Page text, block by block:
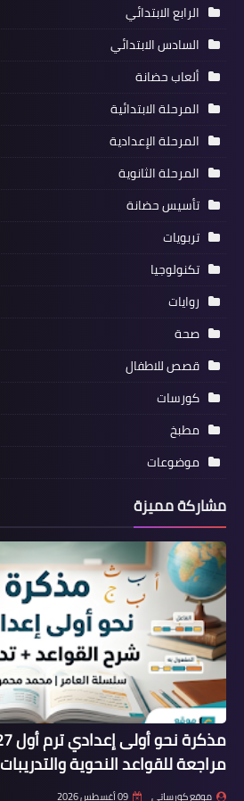
الرابع الابتدائي
السادس الابتدائي
ألعاب حضانة
المرحلة الابتدائية
المرحلة الإعدادية
المرحلة الثانوية
تأسيس حضانة
تربويات
تكنولوجيا
روايات
صحة
قصص للاطفال
كورسات
مطبخ
موضوعات
مشاركة مميزة
مراجعة للقواعد النحوية والتدريبات
موقع كورساتي 09 أغسطس 2026